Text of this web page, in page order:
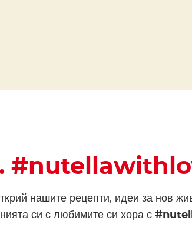
нашите рецепти, идеи за нов
си с любимите си хора с